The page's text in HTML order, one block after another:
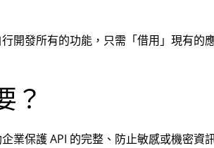
開發所有的功能，只需「借用」現有的
？
業保護 API 的完整、防止敏感或機密資